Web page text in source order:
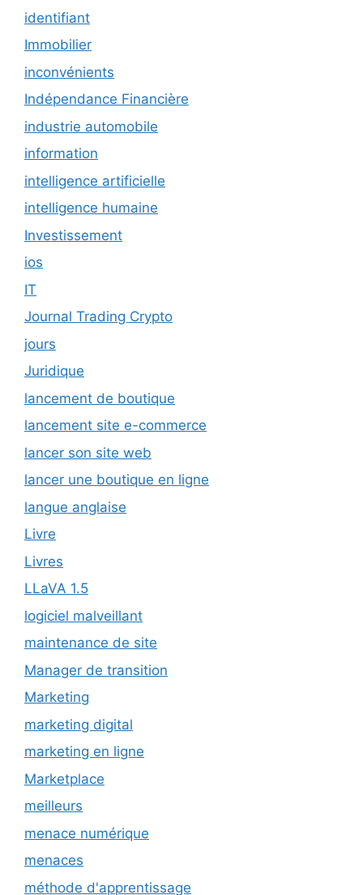
identifiant
Immobilier
inconvénients
Indépendance Financière
industrie automobile
information
intelligence artificielle
intelligence humaine
Investissement
ios
IT
Journal Trading Crypto
jours
Juridique
lancement de boutique
lancement site e-commerce
lancer son site web
lancer une boutique en ligne
langue anglaise
Livre
Livres
LLaVA 1.5
logiciel malveillant
maintenance de site
Manager de transition
Marketing
marketing digital
marketing en ligne
Marketplace
meilleurs
menace numérique
menaces
méthode d'apprentissage